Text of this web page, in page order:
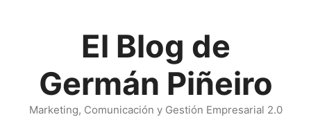
El Blog de
Germán Piñeiro
Marketing, Comunicación y Gestión Empresarial 2.0